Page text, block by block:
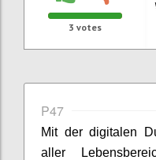
3 votes
P47
Mit der digitalen
aller